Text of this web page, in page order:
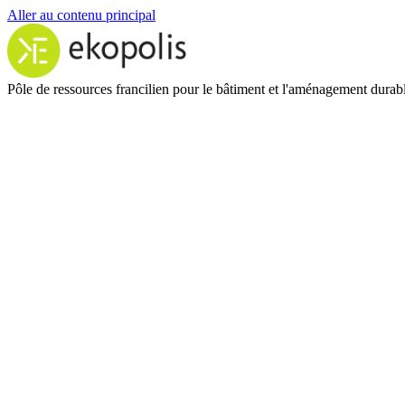
Aller au contenu principal
Pôle de ressources francilien pour le bâtiment et l'aménagement